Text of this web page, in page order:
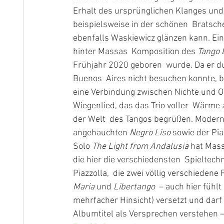
Erhalt des ursprünglichen Klanges
beispielsweise in der schönen
ebenfalls Waskiewicz glänzen kann.
hinter Massas  Komposition des
Frühjahr 2020 geboren  wurde. Da er
Buenos  Aires nicht besuchen konnte,
eine Verbindung zwischen Nichte und
Wiegenlied, das das Trio voller
der Welt  des Tangos begrüßen.
angehauchten Negro Liso sowie der
Solo The Light from Andalusia hat
die hier die verschiedensten
Piazzolla,  die zwei völlig verschiedene
Maria und Libertango
– auch hier
mehrfacher Hinsicht) versetzt und darf
Albumtitel als Versprechen verstehen